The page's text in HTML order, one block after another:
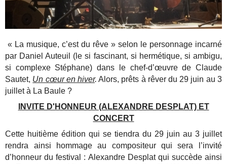
« La musique, c’est du rêve » selon le personnage incarné
par Daniel Auteuil (le si fascinant, si hermétique, si ambigu,
si complexe Stéphane) dans le chef-d’œuvre de Claude
Sautet, Un cœur en hiver. Alors, prêts à rêver du 29 juin au 3
juillet à La Baule ?
INVITE D'HONNEUR (ALEXANDRE DESPLAT) ET
CONCERT
Cette huitième édition qui se tiendra du 29 juin au 3 juillet
rendra ainsi hommage au compositeur qui sera l’invité
d’honneur du festival : Alexandre Desplat qui succède ainsi